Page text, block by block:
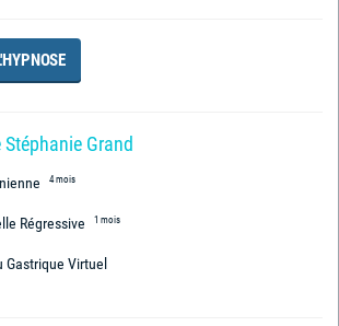
Grand
4 mois
Régressive 1 mois
Gastrique Virtuel